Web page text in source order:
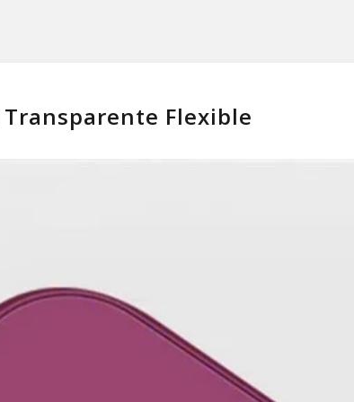
Transparente Flexible